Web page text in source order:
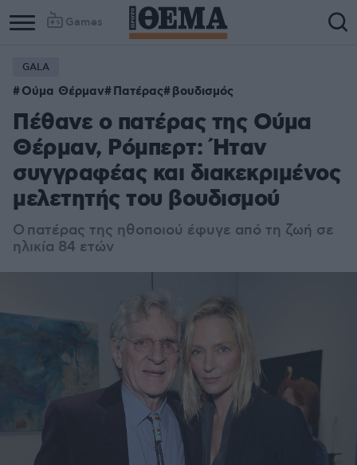
Games
GALA
Ούμα Θέρμαν Πατέρας βουδισμός
Πέθανε ο πατέρας της Ούμα
Θέρμαν, Ρόμπερτ: Ήταν
συγγραφέας και διακεκριμένος
μελετητής του βουδισμού
Ο πατέρας της ηθοποιού έφυγε από τη ζωή σε
ηλικία 84 ετών